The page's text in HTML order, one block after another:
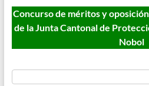
Concurso de méritos y
de la Junta Cantonal de
Nobol